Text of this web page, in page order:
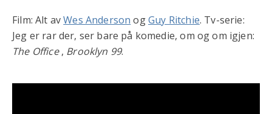
Film: Alt avWes Anderson ogGuy Ritchie. Tv-serie:
Jeg er rar der, ser bare på komedie, om og om igjen:
The Office, Brooklyn 99.